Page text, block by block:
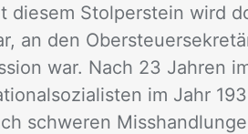
die­sem Stol­per­stein wird
an den
war. Nach 23 Jah­ren
im Jahr
schwe­ren